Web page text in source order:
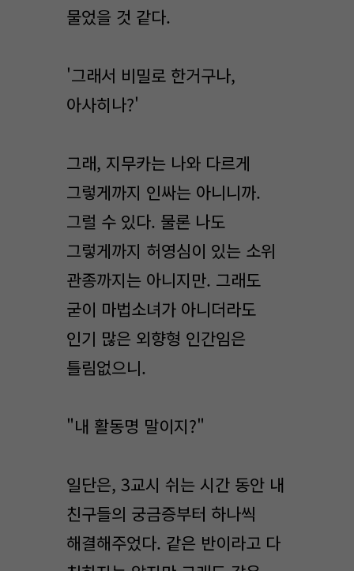
물었을 것 같다.
'그래서 비밀로 한거구나,
아사히나?'
그래, 지무카는 나와 다르게
그렇게까지 인싸는 아니니까.
그럴 수 있다. 물론 나도
그렇게까지 허영심이 있는 소위
관종까지는 아니지만. 그래도
굳이 마법소녀가 아니더라도
인기 많은 외향형 인간임은
틀림없으니.
"내 활동명 말이지?"
일단은, 3교시 쉬는 시간 동안 내
친구들의 궁금증부터 하나씩
해결해주었다. 같은 반이라고 다